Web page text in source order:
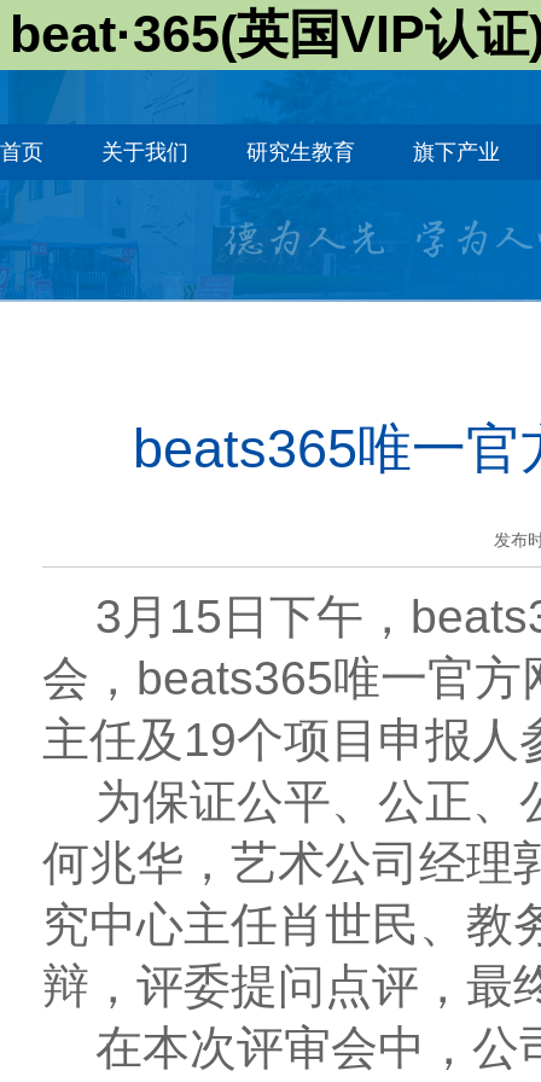
beat·365(英国VIP认
首页 关于我们 研究生教育 旗下产业
beats365唯一
发布
3月15日下午，
会，beats365唯一官
主任及19个项目申报人
为保证公平、公正、
何兆华，艺术公司经理
究中心主任肖世民、教
辩，评委提问点评，最
在本次评审会中，公